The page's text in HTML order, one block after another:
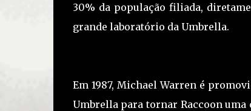
30% da população filiada,
grande laboratório da Umbrella.
Em 1987, Michael Warren é
Umbrella para tornar Raccoon